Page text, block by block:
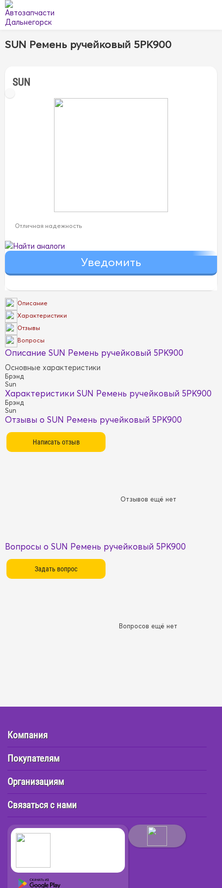
SUN Ремень ручейковый 5PK900
SUN
Отличная надежность
Найти аналоги
Описание
Характеристики
Отзывы
Вопросы
Описание SUN Ремень ручейковый 5PK900
Основные характеристики
Брэнд
Sun
Характеристики SUN Ремень ручейковый 5PK900
Брэнд
Sun
Отзывы о SUN Ремень ручейковый 5PK900
Отзывов ещё нет
Вопросы о SUN Ремень ручейковый 5PK900
Вопросов ещё нет
Компания
Покупателям
Организациям
Связаться с нами